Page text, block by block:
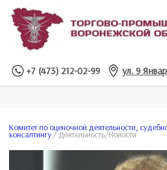
+7 (473) 212-02-99 ул. 9
Комитет по оценочной деятельности,
консалтингу / Деятельность/Новости